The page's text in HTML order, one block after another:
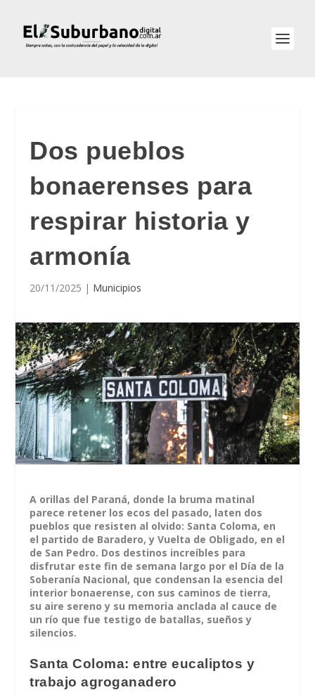
Dos pueblos
bonaerenses para
respirar historia y
armonía
20/11/2025 | Municipios
A orillas del Paraná, donde la bruma matinal
parece retener los ecos del pasado, laten dos
pueblos que resisten al olvido: Santa Coloma, en
el partido de Baradero, y Vuelta de Obligado, en el
de San Pedro. Dos destinos increíbles para
disfrutar este fin de semana largo por el Día de la
Soberanía Nacional, que condensan la esencia del
interior bonaerense, con sus caminos de tierra,
su aire sereno y su memoria anclada al cauce de
un río que fue testigo de batallas, sueños y
silencios.
Santa Coloma: entre eucaliptos y
trabajo agroganadero